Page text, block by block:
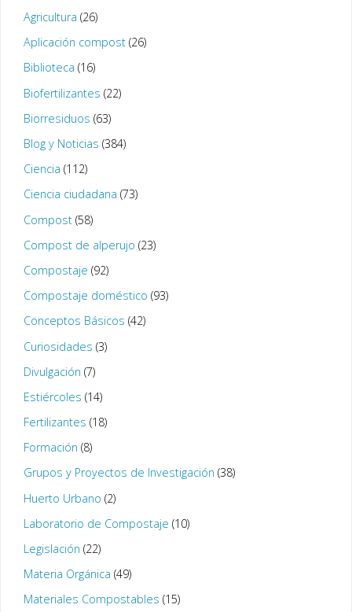
Agricultura (26)
Aplicación compost(26)
Biblioteca (16)
Biofertilizantes (22)
Biorresiduos (63)
Blog y Noticias (384)
Ciencia (112)
Ciencia ciudadana (73)
Compost(58)
Compost de alperujo (23)
Compostaje (92)
Compostaje doméstico (93)
Conceptos Básicos (42)
Curiosidades (3)
Divulgación (7)
Estiércoles (14)
Fertilizantes (18)
Formación (8)
Grupos y Proyectos de Investigación (38)
Huerto Urbano (2)
Laboratorio de Compostaje (10)
Legislación (22)
Materia Orgánica (49)
Materiales Compostables (15)